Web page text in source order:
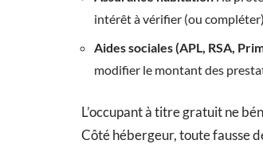
intérêt à vérifier (ou
Aides sociales (APL, RSA,
modifier le montant des
L’occupant à titre gratuit ne
Côté hébergeur, toute fausse